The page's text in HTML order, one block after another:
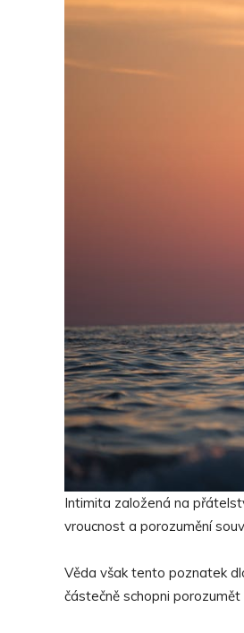
Intimita založená na
vroucnost a porozumění
Věda však tento poznatek
částečně schopni